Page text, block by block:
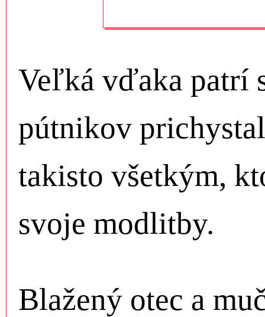
Veľká vďaka patrí
pútnikov
takisto všetkým,
svoje modlitby.
Blažený otec a